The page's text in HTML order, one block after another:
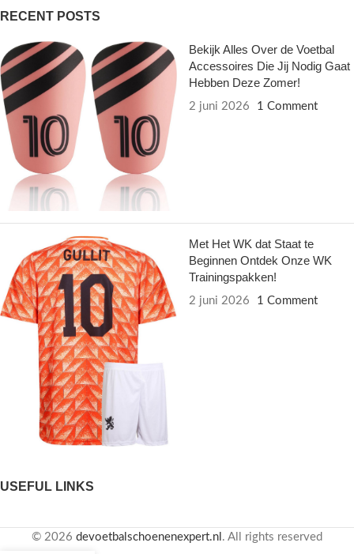
RECENT POSTS
Bekijk Alles Over de Voetbal
Accessoires Die Jij Nodig Gaat
Hebben Deze Zomer!
2 juni 2026 1 Comment
Met Het WK dat Staat te
Beginnen Ontdek Onze WK
Trainingspakken!
2 juni 2026 1 Comment
USEFUL LINKS
© 2026 devoetbalschoenenexpert.nl . All rights reserved